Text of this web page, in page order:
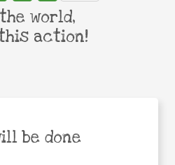
be done
world,
action!